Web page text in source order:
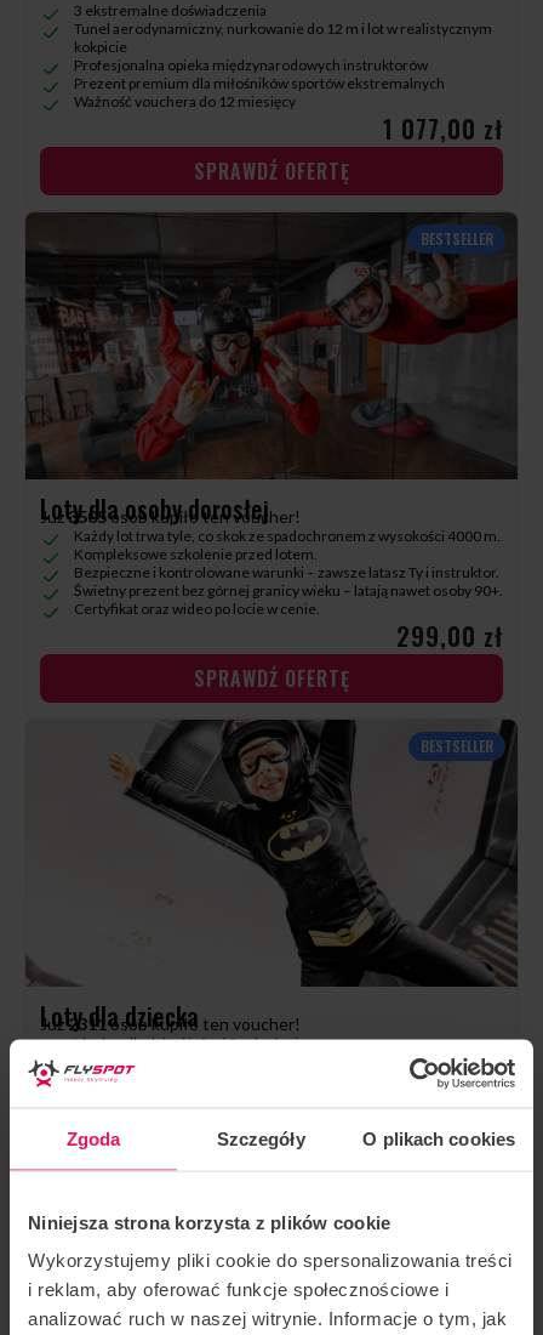
Zgoda Szczegóły O plikach cookies
Niniejsza strona korzysta z plików cookie
Wykorzystujemy pliki cookie do spersonalizowania treści
i reklam, aby oferować funkcje społecznościowe i
analizować ruch w naszej witrynie. Informacje o tym, jak
3 ekstremalne doświadczenia
Tunel aerodynamiczny, nurkowanie do 12 m i lot w realistycznym
kokpicie
Profesjonalna opieka międzynarodowych instruktorów
Prezent premium dla miłośników sportów ekstremalnych
Ważność vouchera do 12 miesięcy
1 077,00 zł
SPRAWDŹ OFERTĘ
BESTSELLER
Loty dla osoby dorosłej
Już3505osób kupiło ten voucher!
Każdy lot trwa tyle, co skok ze spadochronem z wysokości 4000 m.
Kompleksowe szkolenie przed lotem.
Bezpieczne i kontrolowane warunki – zawsze latasz Ty i instruktor.
Świetny prezent bez górnej granicy wieku – latają nawet osoby 90+.
Certyfikat oraz wideo po locie w cenie.
299,00 zł
SPRAWDŹ OFERTĘ
BESTSELLER
Loty dla dziecka
Już2311osób kupiło ten voucher!
Idealne dla dzieci już od 3 roku życia.
Pełne bezpieczeństwo i opieka wykwalifikowanego instruktora.
Bajkowe kombinezony superbohaterów.
SPRAWDŹ OFERTĘ